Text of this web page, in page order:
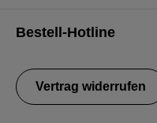
genommen und die
einverstanden.
Bestell-Hotline
Vertrag widerrufen